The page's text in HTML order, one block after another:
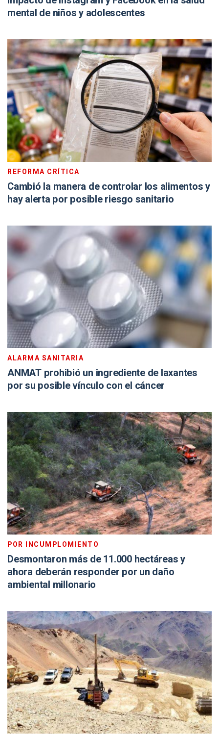
mental de niños y adolescentes
REFORMA CRÍTICA
Cambió la manera de controlar los alimentos y
hay alerta por posible riesgo sanitario
ALARMA SANITARIA
ANMAT prohibió un ingrediente de laxantes
por su posible vínculo con el cáncer
POR INCUMPLOMIENTO
Desmontaron más de 11.000 hectáreas y
ahora deberán responder por un daño
ambiental millonario